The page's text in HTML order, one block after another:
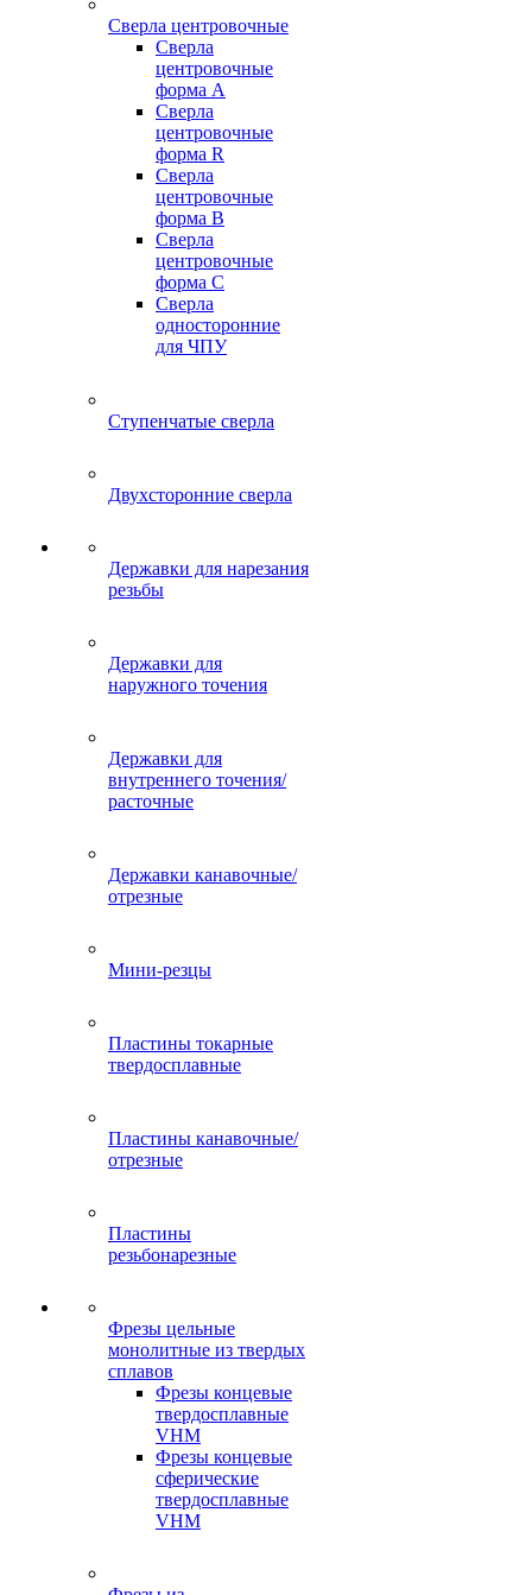
Сверла центровочные
Сверла
центровочные
форма A
Сверла
центровочные
форма R
Сверла
центровочные
форма B
Сверла
центровочные
форма C
Сверла
односторонние
для ЧПУ
Ступенчатые сверла
Двухсторонние сверла
Державки для нарезания
резьбы
Державки для
наружного точения
Державки для
внутреннего точения/
расточные
Державки канавочные/
отрезные
Мини-резцы
Пластины токарные
твердосплавные
Пластины канавочные/
отрезные
Пластины
резьбонарезные
Фрезы цельные
монолитные из твердых
сплавов
Фрезы концевые
твердосплавные
VHM
Фрезы концевые
сферические
твердосплавные
VHM